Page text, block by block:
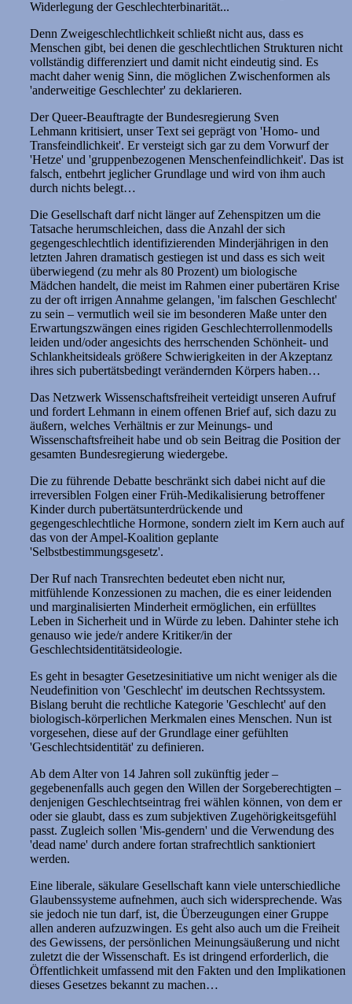
Widerlegung der Geschlechterbinarität...
Denn Zweigeschlechtlichkeit schließt nicht aus, dass es
Menschen gibt, bei denen die geschlechtlichen Strukturen nicht
vollständig differenziert und damit nicht eindeutig sind. Es
macht daher wenig Sinn, die möglichen Zwischenformen als
'anderweitige Geschlechter' zu deklarieren.
Der Queer-Beauftragte der Bundesregierung Sven
Lehmann kritisiert, unser Text sei geprägt von 'Homo- und
Transfeindlichkeit'. Er versteigt sich gar zu dem Vorwurf der
'Hetze' und 'gruppenbezogenen Menschenfeindlichkeit'. Das ist
falsch, entbehrt jeglicher Grundlage und wird von ihm auch
durch nichts belegt…
Die Gesellschaft darf nicht länger auf Zehenspitzen um die
Tatsache herumschleichen, dass die Anzahl der sich
gegengeschlechtlich identifizierenden Minderjährigen in den
letzten Jahren dramatisch gestiegen ist und dass es sich weit
überwiegend (zu mehr als 80 Prozent) um biologische
Mädchen handelt, die meist im Rahmen einer pubertären Krise
zu der oft irrigen Annahme gelangen, 'im falschen Geschlecht'
zu sein – vermutlich weil sie im besonderen Maße unter den
Erwartungszwängen eines rigiden Geschlechterrollenmodells
leiden und/oder angesichts des herrschenden Schönheit- und
Schlankheitsideals größere Schwierigkeiten in der Akzeptanz
ihres sich pubertätsbedingt verändernden Körpers haben…
Das Netzwerk Wissenschaftsfreiheit verteidigt unseren Aufruf
und fordert Lehmann in einem offenen Brief auf, sich dazu zu
äußern, welches Verhältnis er zur Meinungs- und
Wissenschaftsfreiheit habe und ob sein Beitrag die Position der
gesamten Bundesregierung wiedergebe.
Die zu führende Debatte beschränkt sich dabei nicht auf die
irreversiblen Folgen einer Früh-Medikalisierung betroffener
Kinder durch pubertätsunterdrückende und
gegengeschlechtliche Hormone, sondern zielt im Kern auch auf
das von der Ampel-Koalition geplante
'Selbstbestimmungsgesetz'.
Der Ruf nach Transrechten bedeutet eben nicht nur,
mitfühlende Konzessionen zu machen, die es einer leidenden
und marginalisierten Minderheit ermöglichen, ein erfülltes
Leben in Sicherheit und in Würde zu leben. Dahinter stehe ich
genauso wie jede/r andere Kritiker/in der
Geschlechtsidentitätsideologie.
Es geht in besagter Gesetzesinitiative um nicht weniger als die
Neudefinition von 'Geschlecht' im deutschen Rechtssystem.
Bislang beruht die rechtliche Kategorie 'Geschlecht' auf den
biologisch-körperlichen Merkmalen eines Menschen. Nun ist
vorgesehen, diese auf der Grundlage einer gefühlten
'Geschlechtsidentität' zu definieren.
Ab dem Alter von 14 Jahren soll zukünftig jeder –
gegebenenfalls auch gegen den Willen der Sorgeberechtigten –
denjenigen Geschlechtseintrag frei wählen können, von dem er
oder sie glaubt, dass es zum subjektiven Zugehörigkeitsgefühl
passt. Zugleich sollen 'Mis-gendern' und die Verwendung des
'dead name' durch andere fortan strafrechtlich sanktioniert
werden.
Eine liberale, säkulare Gesellschaft kann viele unterschiedliche
Glaubenssysteme aufnehmen, auch sich widersprechende. Was
sie jedoch nie tun darf, ist, die Überzeugungen einer Gruppe
allen anderen aufzuzwingen. Es geht also auch um die Freiheit
des Gewissens, der persönlichen Meinungsäußerung und nicht
zuletzt die der Wissenschaft. Es ist dringend erforderlich, die
Öffentlichkeit umfassend mit den Fakten und den Implikationen
dieses Gesetzes bekannt zu machen…